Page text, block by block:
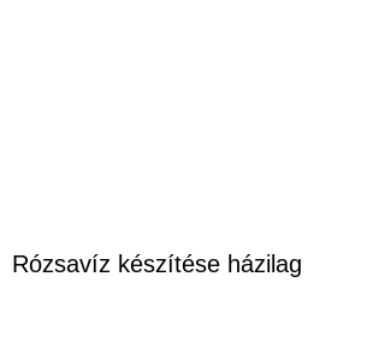
Rózsavíz készítése házilag